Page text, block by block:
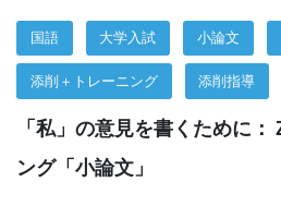
現
場
を
国語 大学入試 小論文
添削＋トレーニング 添削指導
「私」の意見を書くために
ング「小論文」